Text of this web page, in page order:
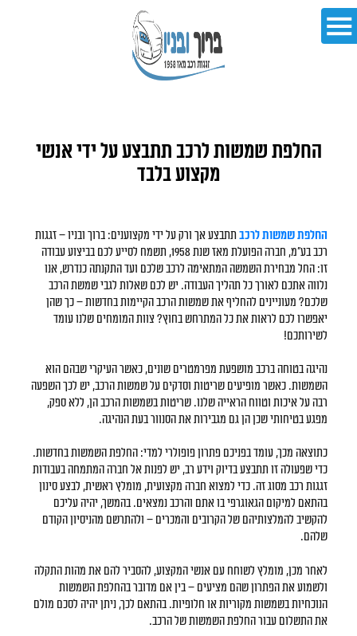
החלפת שמשות לרכב תתבצע על ידי אנשי
מקצוע בלבד
החלפת שמשות לרכב תתבצע אך ורק על ידי מקצוענים: ברוך ובניו – זגגות
רכב בע"מ, חברה הפועלת מאז שנת 1958, תשמח לסייע לכם בביצוע עבודה
זו: החל מבחירת השמשה המתאימה לרכב שלכם ועד התקנתה כנדרש, אנו
נלווה אתכם לאורך כל תהליך העבודה. יש לכם שאלות לגבי שמשת הרכב
שלכם? מעוניינים להחליף את שמשות הרכב הקיימות בחדשות – כך שהן
יאפשרו לכם לראות את כל המתרחש בחוץ? צוות המומחים שלנו עומד
לשירותכם!
נהיגה בטוחה ברכב מושפעת מפרמטרים שונים, כאשר העיקרי שבהם הוא
השמשות. כאשר מופיעים שריטות וסדקים על שמשות הרכב, יש לכך השפעה
רבה על איכות וטווח הראייה שלנו. שריטות בשמשות הרכב הן, ללא ספק,
מפגע בטיחותי שכן הן גם מגבירות את הסנוור בעת הנהיגה.
כתוצאה מכך, עומד בפניכם פתרון פופולרי למדי: החלפת השמשות בחדשות.
כדי שפעולה זו תתבצע בדיוק וידע רב, יש לפנות אל חברה המתמחה בעבודות
זגגות רכב מסוג זה. כדי למצוא חברה מקצועית, מומלץ ראשית, לבצע סינון
בהתאם למיקום הגאוגרפי בו אתם והרכב נמצאים. בהמשך, יהיה עליכם
להקשיב להמלצותיהם של הקרובים והמכרים – ולהתרשם מהניסיון הקודם
שלהם.
לאחר מכן, מומלץ לשוחח עם אנשי המקצוע, להסביר להם את מהות התקלה
ולשמוע את הפתרון שהם מציעים – בין אם מדובר בהחלפת השמשות
הנוכחיות בשמשות מקוריות או חלופיות. בהתאם לכך, ניתן יהיה לסכם מולם
את התשלום עבור החלפת השמשות של הרכב.